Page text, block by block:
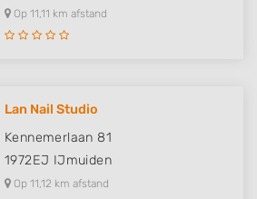
Op 11,11 km afstand
Lan Nail Studio
Kennemerlaan 81
1972EJ IJmuiden
Op 11,12 km afstand